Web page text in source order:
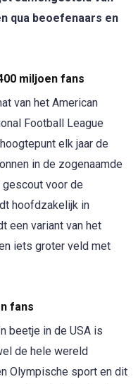
qua beoefenaars en
miljoen fans
van het American
Football League
elk jaar de
in de zogenaamde
voor de
hoofdzakelijk in
een variant van het
iets groter veld met
fans
beetje in de USA is
de hele wereld
Olympische sport en dit